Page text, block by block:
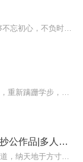
问道章|经典仙侠&阅文大神文抄公作品|多人有声剧